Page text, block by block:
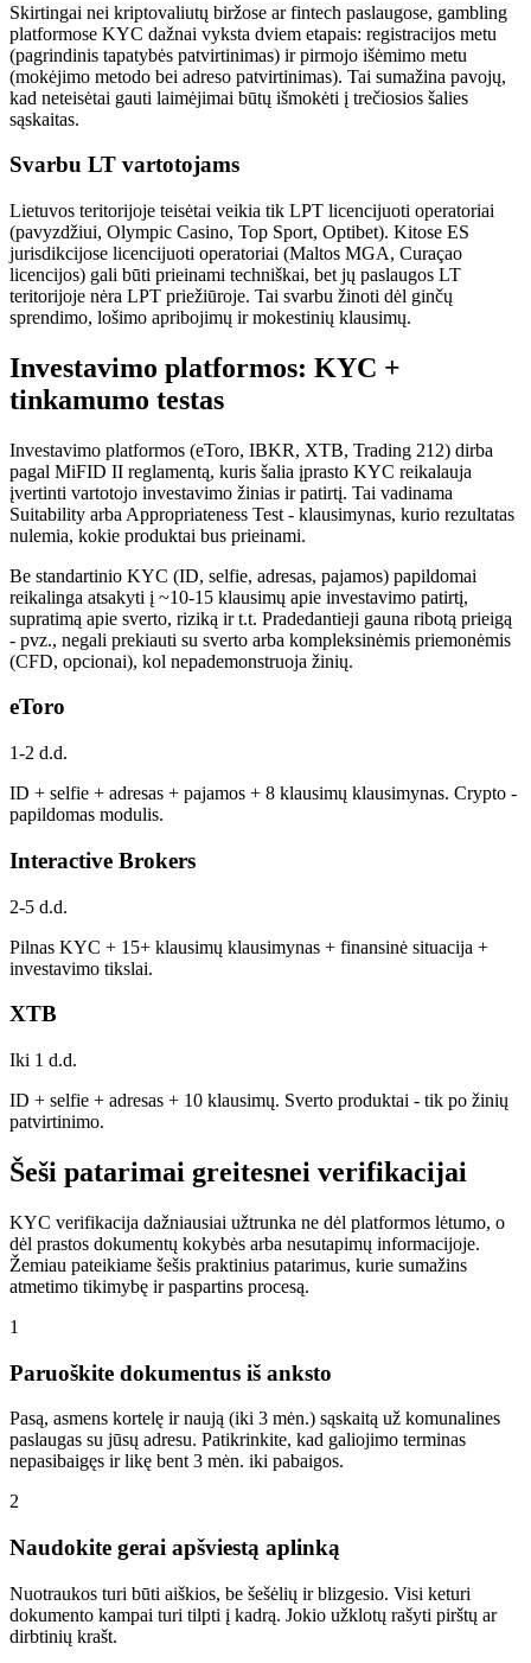
Skirtingai nei kriptovaliutų biržose ar fintech paslaugose, gambling
platformose KYC dažnai vyksta dviem etapais: registracijos metu
(pagrindinis tapatybės patvirtinimas) ir pirmojo išėmimo metu
(mokėjimo metodo bei adreso patvirtinimas). Tai sumažina pavojų,
kad neteisėtai gauti laimėjimai būtų išmokėti į trečiosios šalies
sąskaitas.
Svarbu LT vartotojams
Lietuvos teritorijoje teisėtai veikia tik LPT licencijuoti operatoriai
(pavyzdžiui, Olympic Casino, Top Sport, Optibet). Kitose ES
jurisdikcijose licencijuoti operatoriai (Maltos MGA, Curaçao
licencijos) gali būti prieinami techniškai, bet jų paslaugos LT
teritorijoje nėra LPT priežiūroje. Tai svarbu žinoti dėl ginčų
sprendimo, lošimo apribojimų ir mokestinių klausimų.
Investavimo platformos: KYC +
tinkamumo testas
Investavimo platformos (eToro, IBKR, XTB, Trading 212) dirba
pagal MiFID II reglamentą, kuris šalia įprasto KYC reikalauja
įvertinti vartotojo investavimo žinias ir patirtį. Tai vadinama
Suitability arba Appropriateness Test - klausimynas, kurio rezultatas
nulemia, kokie produktai bus prieinami.
Be standartinio KYC (ID, selfie, adresas, pajamos) papildomai
reikalinga atsakyti į ~10-15 klausimų apie investavimo patirtį,
supratimą apie sverto, riziką ir t.t. Pradedantieji gauna ribotą prieigą
- pvz., negali prekiauti su sverto arba kompleksinėmis priemonėmis
(CFD, opcionai), kol nepademonstruoja žinių.
eToro
1-2 d.d.
ID + selfie + adresas + pajamos + 8 klausimų klausimynas. Crypto -
papildomas modulis.
Interactive Brokers
2-5 d.d.
Pilnas KYC + 15+ klausimų klausimynas + finansinė situacija +
investavimo tikslai.
XTB
Iki 1 d.d.
ID + selfie + adresas + 10 klausimų. Sverto produktai - tik po žinių
patvirtinimo.
Šeši patarimai greitesnei verifikacijai
KYC verifikacija dažniausiai užtrunka ne dėl platformos lėtumo, o
dėl prastos dokumentų kokybės arba nesutapimų informacijoje.
Žemiau pateikiame šešis praktinius patarimus, kurie sumažins
atmetimo tikimybę ir paspartins procesą.
1
Paruoškite dokumentus iš anksto
Pasą, asmens kortelę ir naują (iki 3 mėn.) sąskaitą už komunalines
paslaugas su jūsų adresu. Patikrinkite, kad galiojimo terminas
nepasibaigęs ir likę bent 3 mėn. iki pabaigos.
2
Naudokite gerai apšviestą aplinką
Nuotraukos turi būti aiškios, be šešėlių ir blizgesio. Visi keturi
dokumento kampai turi tilpti į kadrą. Jokio užklotų rašyti pirštų ar
dirbtinių krašt.